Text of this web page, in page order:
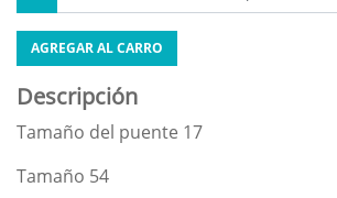
AGREGAR AL CARRO
Descripción
Tamaño del puente 17
Tamaño 54